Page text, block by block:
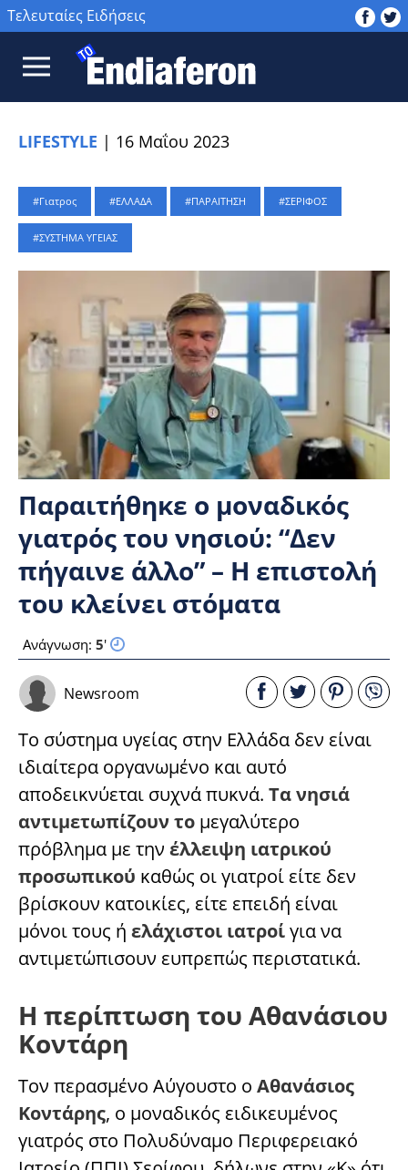
Τελευταίες Ειδήσεις
LIFESTYLE | 16 Μαΐου 2023
Γιατρος ΕΛΛΑΔΑ ΠΑΡΑΙΤΗΣΗ ΣΕΡΙΦΟΣ
ΣΥΣΤΗΜΑ ΥΓΕΙΑΣ
Παραιτήθηκε ο μοναδικός
γιατρός του νησιού: “Δεν
πήγαινε άλλο” – Η επιστολή
του κλείνει στόματα
Ανάγνωση: 5'
Newsroom
Το σύστημα υγείας στην Ελλάδα δεν είναι
ιδιαίτερα οργανωμένο και αυτό
αποδεικνύεται συχνά πυκνά. Τα νησιά
αντιμετωπίζουν το μεγαλύτερο
πρόβλημα με την έλλειψη ιατρικού
προσωπικού καθώς οι γιατροί είτε δεν
βρίσκουν κατοικίες, είτε επειδή είναι
μόνοι τους ή ελάχιστοι ιατροίγια να
αντιμετώπισουν ευπρεπώς περιστατικά.
Η περίπτωση του Αθανάσιου
Κοντάρη
Τον περασμένο Αύγουστο ο Αθανάσιος
Κοντάρης, ο μοναδικός ειδικευμένος
γιατρός στο Πολυδύναμο Περιφερειακό